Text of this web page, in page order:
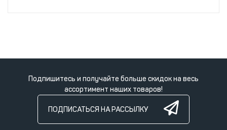
Подпишитесь и получайте больше скидок на весь
ассортимент наших товаров!
ПОДПИСАТЬСЯ НА РАССЫЛКУ